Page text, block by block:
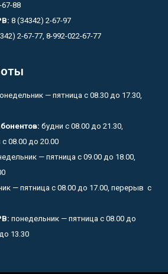
88
8 (34342) 2-67-97
2-67-77, 8-992-022-67-77
— пятница с 08.30 до 17.30,
будни с 08.00 до 21.30,
08.00 до 20.00
— пятница с 09.00 до 18.00,
— пятница с 08.00 до 17.00, перерыв с
понедельник — пятница с 08.00 до
13.30